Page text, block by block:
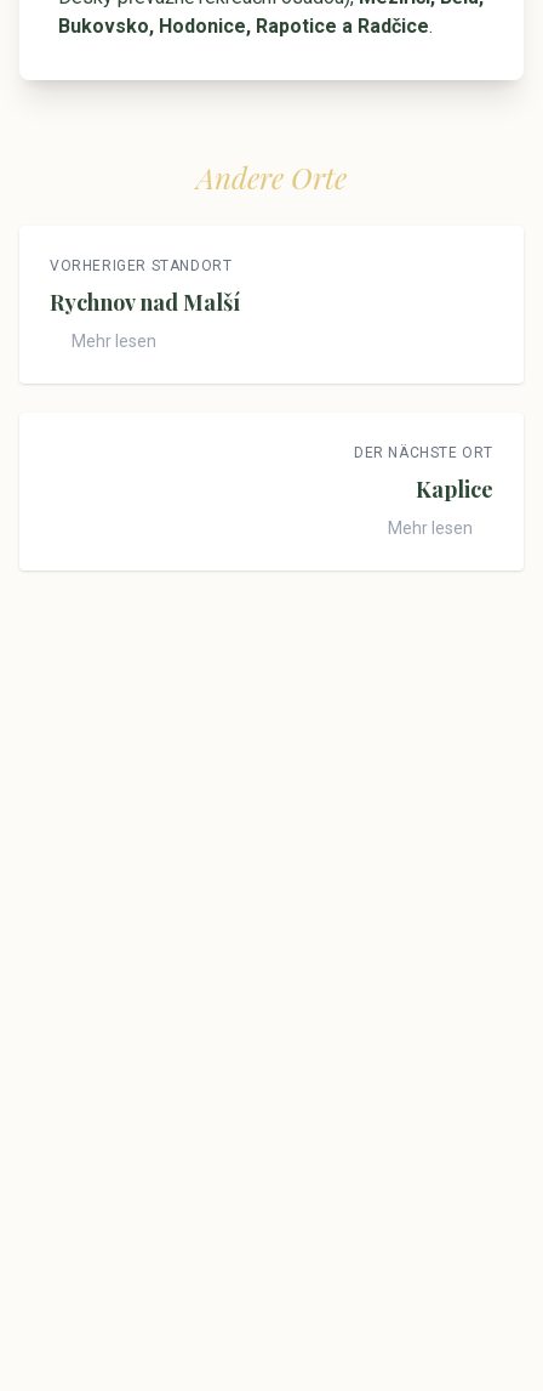
Bukovsko, Hodonice, Rapotice a Radčice.
Andere Orte
VORHERIGER STANDORT
Rychnov nad Malší
Mehr lesen
DER NÄCHSTE ORT
Kaplice
Mehr lesen